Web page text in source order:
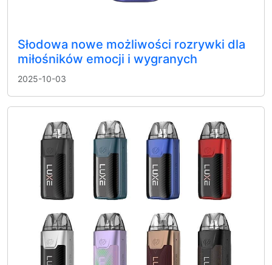
Słodowa nowe możliwości rozrywki dla
miłośników emocji i wygranych
2025-10-03